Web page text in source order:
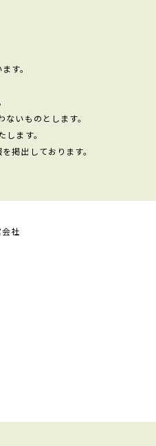
す。
いものとします。
ます。
掲出しております。
社